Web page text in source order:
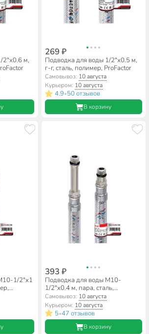
2"х0.6 м,
269 ₽
Подводка для воды 1/2"х0.5 м,
г-г, сталь, полимер, ProFactor
Самовывоз: 10 августа
Курьером: 10 августа
4.9•50 отзывов
В корзину
1/2"х1
393 ₽
Подводка для воды М10-
1/2"х0.4 м, пара, сталь,
полимер, ProFactor
Самовывоз: 10 августа
Курьером: 10 августа
5•47 отзывов
В корзину